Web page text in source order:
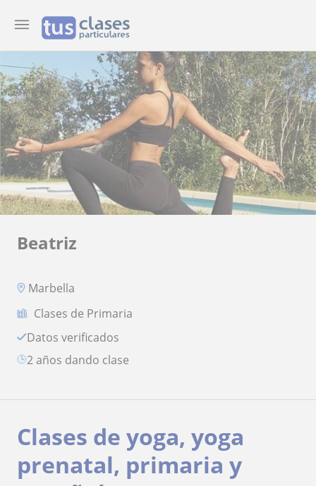
Beatriz
Marbella
Clases de Primaria
Datos verificados
2 años dando clase
Clases de yoga, yoga
prenatal, primaria y